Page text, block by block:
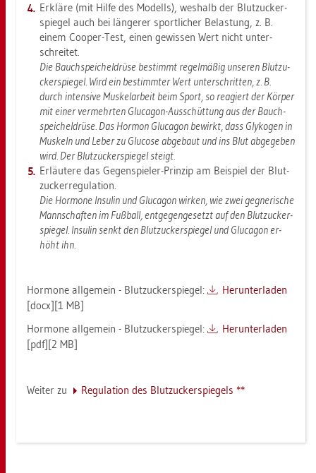
Er­klä­re (mit Hilfe des Mo­dells), wes­halb der Blut­zu­cker­
spie­gel auch bei län­ge­rer sport­li­cher Be­las­tung, z. B.
einem Co­oper-Test, einen ge­wis­sen Wert nicht un­ter­
schrei­tet.
Die Bauch­spei­chel­drü­se be­stimmt re­gel­mä­ßig un­se­ren Blut­zu­
cker­spie­gel. Wird ein be­stimm­ter Wert un­ter­schrit­ten, z. B.
durch in­ten­si­ve Mus­kel­ar­beit beim Sport, so re­agiert der Kör­per
mit einer ver­mehr­ten Glu­ca­gon-Aus­schüt­tung aus der Bauch­
spei­chel­drü­se. Das Hor­mon Glu­ca­gon be­wirkt, dass Gly­ko­gen in
Mus­keln und Leber zu Glu­co­se ab­ge­baut und ins Blut ab­ge­ge­ben
wird. Der Blut­zu­cker­spie­gel steigt.
Er­läu­te­re das Ge­gen­spie­ler-Prin­zip am Bei­spiel der Blut­
zu­cker­re­gu­la­ti­on.
Die Hor­mo­ne In­su­lin und Glu­ca­gon wir­ken, wie zwei geg­ne­ri­sche
Mann­schaf­ten im Fuß­ball, ent­ge­gen­ge­setzt auf den Blut­zu­cker­
spie­gel. In­su­lin senkt den Blut­zu­cker­spie­gel und Glu­ca­gon er­
höht ihn.
Hor­mo­ne all­ge­mein - Blut­zu­cker­spie­gel:
Her­un­ter­la­den
[docx][1 MB]
Hor­mo­ne all­ge­mein - Blut­zu­cker­spie­gel:
Her­un­ter­la­den
[pdf][2 MB]
Wei­ter zu Re­gu­la­ti­on des Blut­zu­cker­spie­gels **